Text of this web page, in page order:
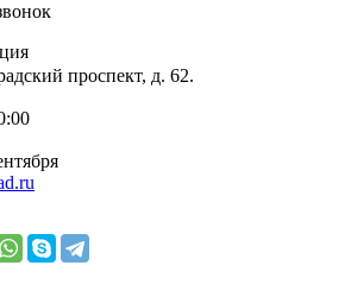
проспект, д. 62.